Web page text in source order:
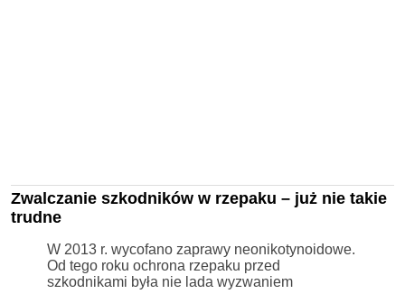
Zwalczanie szkodników w rzepaku – już nie takie
trudne
W 2013 r. wycofano zaprawy neonikotynoidowe.
Od tego roku ochrona rzepaku przed
szkodnikami była nie lada wyzwaniem